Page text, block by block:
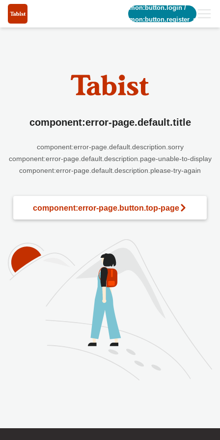
common:button.login/
common:button.register_short
component:error-page.default.title
component:error-page.default.description.sorry
component:error-page.default.description.page-unable-to-display
component:error-page.default.description.please-try-again
component:error-page.button.top-page